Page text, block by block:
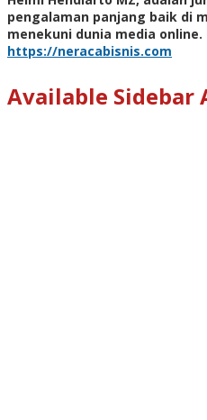
pengalaman panjang baik di
menekuni dunia media online.
https://neracabisnis.com
Available Sidebar